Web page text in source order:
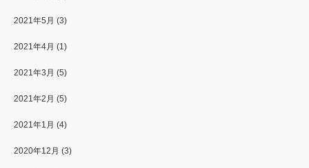
2021年5月 (3)
2021年4月 (1)
2021年3月 (5)
2021年2月 (5)
2021年1月 (4)
2020年12月 (3)